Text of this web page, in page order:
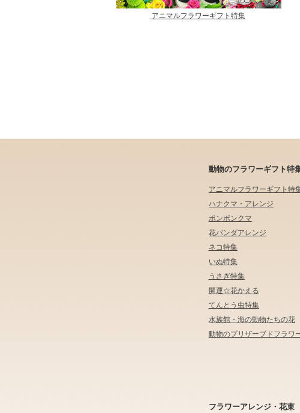
アニマルフラワーギフト特集
動物のフラワーギフト特
アニマルフラワーギフト特
ハナクマ・アレンジ
ポンポンクマ
花パンダアレンジ
ネコ特集
いぬ特集
うさぎ特集
開運☆花かえる
てんとう虫特集
水族館・海の動物たちの花
動物のプリザーブドフラワ
フラワーアレンジ・花束